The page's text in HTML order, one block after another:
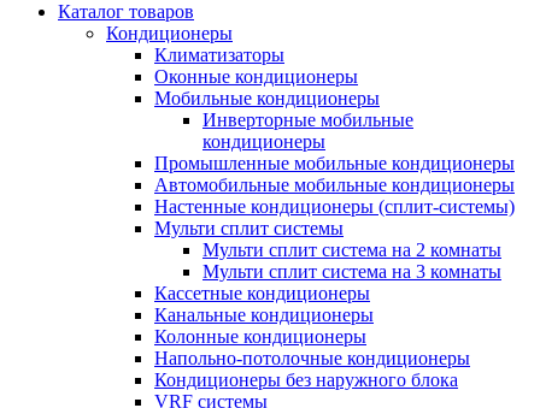
Каталог товаров
Кондиционеры
Климатизаторы
Оконные кондиционеры
Мобильные кондиционеры
Инверторные мобильные
кондиционеры
Промышленные мобильные кондиционеры
Автомобильные мобильные кондиционеры
Настенные кондиционеры (сплит-системы)
Мульти сплит системы
Мульти сплит система на 2 комнаты
Мульти сплит система на 3 комнаты
Кассетные кондиционеры
Канальные кондиционеры
Колонные кондиционеры
Напольно-потолочные кондиционеры
Кондиционеры без наружного блока
VRF системы